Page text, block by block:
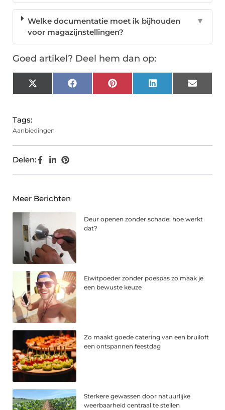
Welke documentatie moet ik bijhouden
voor magazijnstellingen?
▼
Goed artikel? Deel hem dan op:
X
(Twitter)
FacebookPinterest LinkedIn Email
Tags:
Aanbiedingen
Delen:
Meer Berichten
Deur openen zonder schade: hoe werkt
dat?
Eiwitpoeder zonder poespas zo maak je
een bewuste keuze
Zo maakt goede catering van een bruiloft
een ontspannen feestdag
Sterkere gewassen door natuurlijke
weerbaarheid centraal te stellen